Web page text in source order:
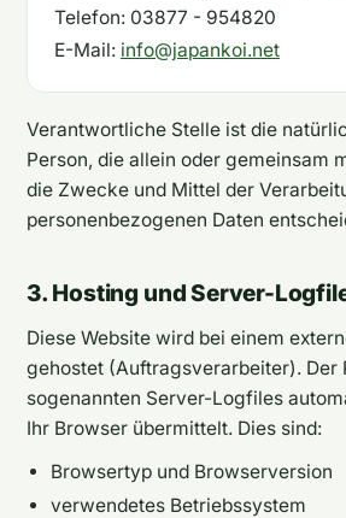
Telefon: 03877 - 954820
E-Mail: info@japankoi.net
Verantwortliche Stelle ist die
Person, die allein oder gemeinsam
die Zwecke und Mittel der
personenbezogenen Daten
3. Hosting und Server-
Diese Website wird bei einem
gehostet (Auftragsverarbeiter). Der
sogenannten Server-Logfiles
Ihr Browser übermittelt. Dies sind:
Browsertyp und Browserversion
verwendetes Betriebssystem